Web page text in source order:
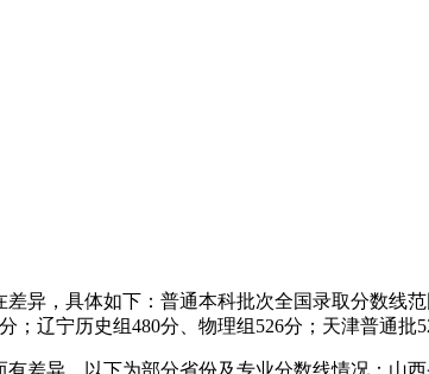
异，具体如下：普通本科批次全国录取分数线
辽宁历史组480分、物理组526分；天津普通批
差异。以下为部分省份及专业分数线情况：山